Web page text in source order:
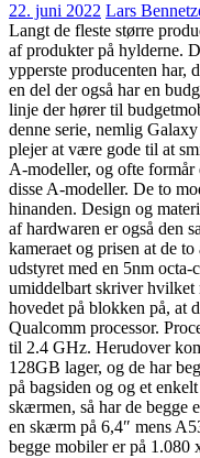
22. juni 2022 Lars
Langt de fleste større
af produkter på hylderne.
ypperste producenten har,
en del der også har en
linje der hører til
denne serie, nemlig
plejer at være gode til at
A-modeller, og ofte formår
disse A-modeller. De to
hinanden. Design og
af hardwaren er også den
kameraet og prisen at de
udstyret med en 5nm octa-
umiddelbart skriver
hovedet på blokken på, at
Qualcomm processor.
til 2.4 GHz. Herudover
128GB lager, og de har
på bagsiden og og et
skærmen, så har de
en skærm på 6,4″ mens
begge mobiler er på 1.080